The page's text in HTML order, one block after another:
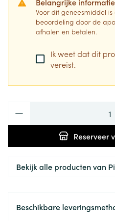
Voor dit geneesmiddel
beoordeling door de
afhalen en betalen.
Ik weet dat dit
vereist.
Reserveer
Bekijk alle producten van
Beschikbare